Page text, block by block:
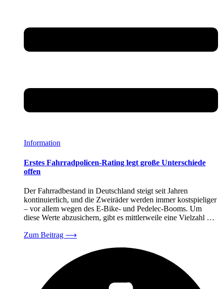
Information
Erstes Fahrradpolicen-Rating legt große Unterschiede
offen
Der Fahrradbestand in Deutschland steigt seit Jahren
kontinuierlich, und die Zweiräder werden immer kostspieliger
– vor allem wegen des E-Bike- und Pedelec-Booms. Um
diese Werte abzusichern, gibt es mittlerweile eine Vielzahl …
Zum Beitrag ⟶